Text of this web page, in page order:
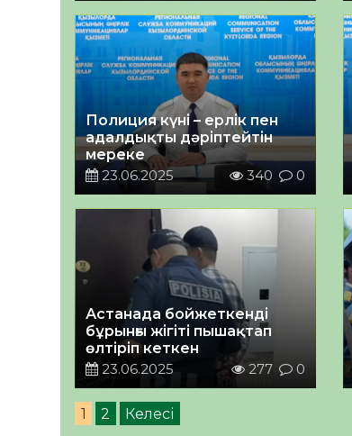
Полиция күні – ерлік пен
адалдықты дәріптейтін
мереке
23.06.2025
340 0
Астанада бойжеткенді
бұрынғы жігіті пышақтап
өлтіріп кеткен
23.06.2025
277 0
1 2 Келесі